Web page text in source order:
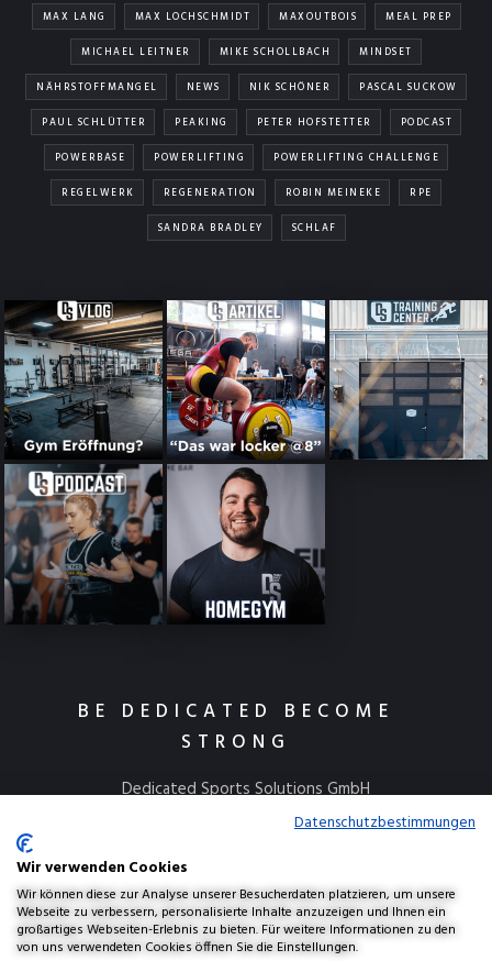
MAX LANG MAX LOCHSCHMIDT MAXOUTBOIS MEAL PREP
MICHAEL LEITNER MIKE SCHOLLBACH MINDSET
NÄHRSTOFFMANGEL NEWS NIK SCHÖNER PASCAL SUCKOW
PAUL SCHLÜTTER PEAKING PETER HOFSTETTER PODCAST
POWERBASE POWERLIFTING POWERLIFTING CHALLENGE
REGELWERK REGENERATION ROBIN MEINEKE RPE
SANDRA BRADLEY SCHLAF
BE DEDICATED BECOME
STRONG
Dedicated Sports Solutions GmbH
Kulmbacher Straße 115
95445 BayreuthDatenschutzbestimmungen
Wir verwenden Cookies
Wir können diese zur Analyse unserer Besucherdaten platzieren, um unsere
Webseite zu verbessern, personalisierte Inhalte anzuzeigen und Ihnen ein
großartiges Webseiten-Erlebnis zu bieten. Für weitere Informationen zu den
von uns verwendeten Cookies öffnen Sie die Einstellungen.